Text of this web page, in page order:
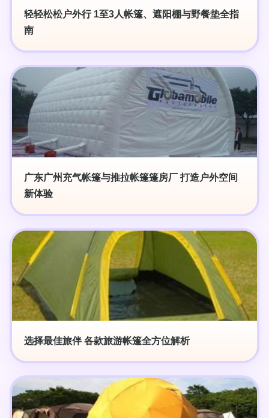
轻轻松松户外行 1至3人帐篷、遮阳棚与野餐垫全指
南
广东广州充气帐篷与推拉帐篷篷房厂 打造户外空间
新体验
选择最佳旅伴 各款旅游帐篷全方位解析